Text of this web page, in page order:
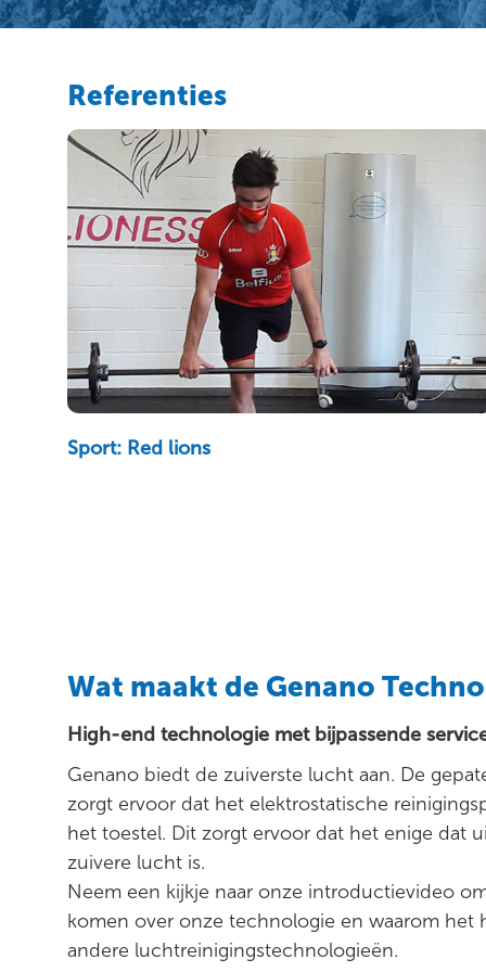
Referenties
Sport: Red lions
Wat maakt de Genano
High-end technologie met bijpassende
Genano biedt de zuiverste lucht aan. De
zorgt ervoor dat het elektrostatische
het toestel. Dit zorgt ervoor dat het enige dat
zuivere lucht is.
Neem een kijkje naar onze introductievideo
komen over onze technologie en waarom het
andere luchtreinigingstechnologieën.